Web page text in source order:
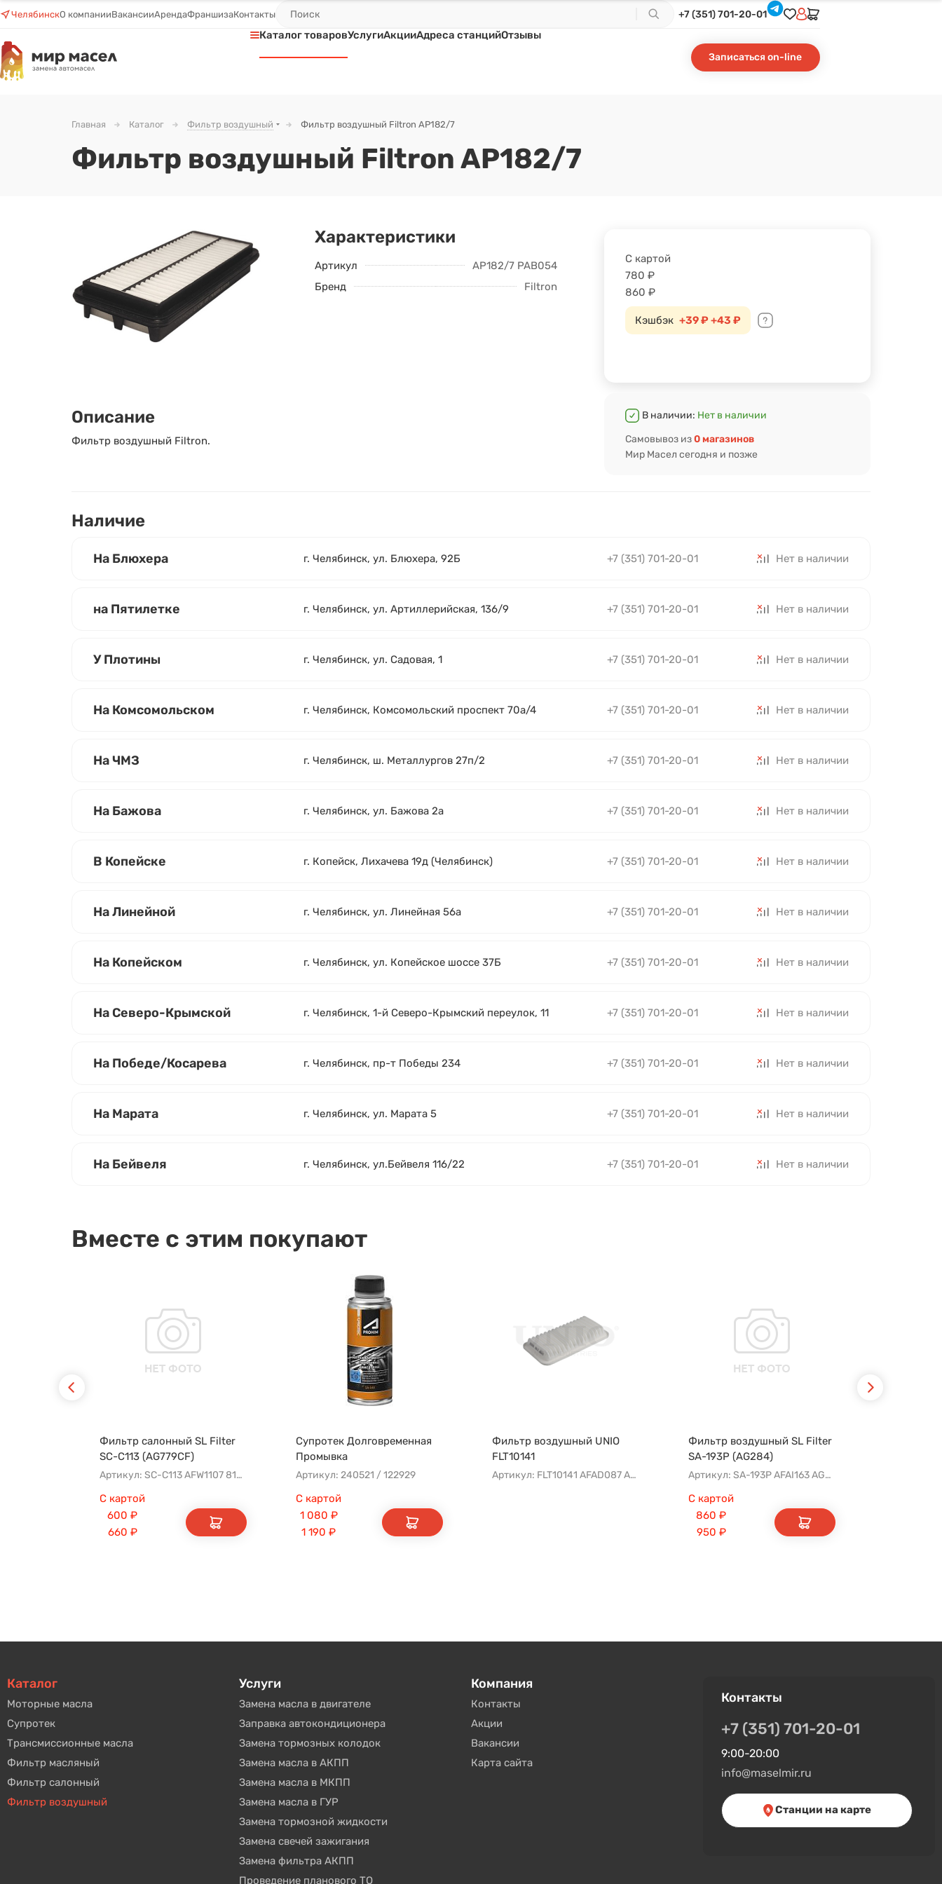
ЧелябинскО компанииВакансииАрендаФраншизаКонтакты +7 (351) 701-20-01
Каталог товаровУслугиАкцииАдреса станцийОтзывы
Записаться on-line
Главная Каталог Фильтр воздушный Фильтр воздушный Filtron AP182/7
Фильтр воздушный Filtron AP182/7
Характеристики
Артикул
AP182/7 PAB054
Бренд
Filtron
Описание
Фильтр воздушный Filtron.
С картой
780 ₽
860 ₽
Кэшбэк +39 ₽+43 ₽
В наличии: Нет в наличии
Самовывоз из0 магазинов
Мир Масел сегодня и позже
Наличие
На Блюхера г. Челябинск, ул. Блюхера, 92Б +7 (351) 701-20-01 Нет в наличии
на Пятилетке г. Челябинск, ул. Артиллерийская, 136/9 +7 (351) 701-20-01 Нет в наличии
У Плотины г. Челябинск, ул. Садовая, 1 +7 (351) 701-20-01 Нет в наличии
На Комсомольском г. Челябинск, Комсомольский проспект 70а/4 +7 (351) 701-20-01 Нет в наличии
На ЧМЗ г. Челябинск, ш. Металлургов 27п/2 +7 (351) 701-20-01 Нет в наличии
На Бажова г. Челябинск, ул. Бажова 2а +7 (351) 701-20-01 Нет в наличии
В Копейске г. Копейск, Лихачева 19д (Челябинск) +7 (351) 701-20-01 Нет в наличии
На Линейной г. Челябинск, ул. Линейная 56а +7 (351) 701-20-01 Нет в наличии
На Копейском г. Челябинск, ул. Копейское шоссе 37Б +7 (351) 701-20-01 Нет в наличии
На Северо-Крымской г. Челябинск, 1-й Северо-Крымский переулок, 11 +7 (351) 701-20-01 Нет в наличии
На Победе/Косарева г. Челябинск, пр-т Победы 234 +7 (351) 701-20-01 Нет в наличии
На Марата г. Челябинск, ул. Марата 5 +7 (351) 701-20-01 Нет в наличии
На Бейвеля г. Челябинск, ул.Бейвеля 116/22 +7 (351) 701-20-01 Нет в наличии
Вместе с этим покупают
Фильтр салонный SL Filter
SC-C113 (AG779CF)
Артикул: SC-C113 AFW1107 8104400XKZ96A AG779CF
С картой
600 ₽
660 ₽
Супротек Долговременная
Промывка
Артикул: 240521 / 122929
С картой
1 080 ₽
1 190 ₽
Фильтр воздушный UNIO
FLT10141
Артикул: FLT10141 AFAD087 AG302ECO AP142/3
Фильтр воздушный SL Filter
SA-193P (AG284)
Артикул: SA-193P AFAI163 AG284 AP143/2
С картой
860 ₽
950 ₽
Каталог
Моторные масла
Супротек
Трансмиссионные масла
Фильтр масляный
Фильтр салонный
Фильтр воздушный
Услуги
Замена масла в двигателе
Заправка автокондиционера
Замена тормозных колодок
Замена масла в АКПП
Замена масла в МКПП
Замена масла в ГУР
Замена тормозной жидкости
Замена свечей зажигания
Замена фильтра АКПП
Проведение планового ТО
Компания
Контакты
Акции
Вакансии
Карта сайта
Контакты
+7 (351) 701-20-01
9:00-20:00
info@maselmir.ru
Станции на карте